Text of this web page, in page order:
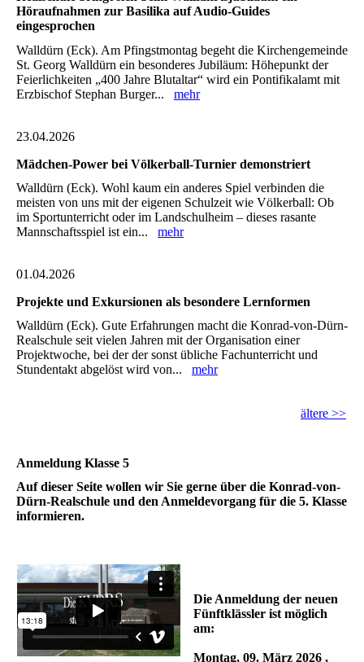
Höraufnahmen zur Basilika auf Audio-Guides
eingesprochen
Walldürn (Eck). Am Pfingstmontag begeht die Kirchengemeinde
St. Georg Walldürn ein besonderes Jubiläum: Höhepunkt der
Feierlichkeiten „400 Jahre Blutaltar“ wird ein Pontifikalamt mit
Erzbischof Stephan Burger... mehr
23.04.2026
Mädchen-Power bei Völkerball-Turnier demonstriert
Walldürn (Eck). Wohl kaum ein anderes Spiel verbinden die
meisten von uns mit der eigenen Schulzeit wie Völkerball: Ob
im Sportunterricht oder im Landschulheim – dieses rasante
Mannschaftsspiel ist ein... mehr
01.04.2026
Projekte und Exkursionen als besondere Lernformen
Walldürn (Eck). Gute Erfahrungen macht die Konrad-von-Dürn-
Realschule seit vielen Jahren mit der Organisation einer
Projektwoche, bei der der sonst übliche Fachunterricht und
Stundentakt abgelöst wird von... mehr
ältere >>
Anmeldung Klasse 5
Auf dieser Seite wollen wir Sie gerne über die Konrad-von-
Dürn-Realschule und den Anmeldevorgang für die 5. Klasse
informieren.
Die Anmeldung der neuen
Fünftklässler ist möglich
am:
Montag, 09. März 2026 ,